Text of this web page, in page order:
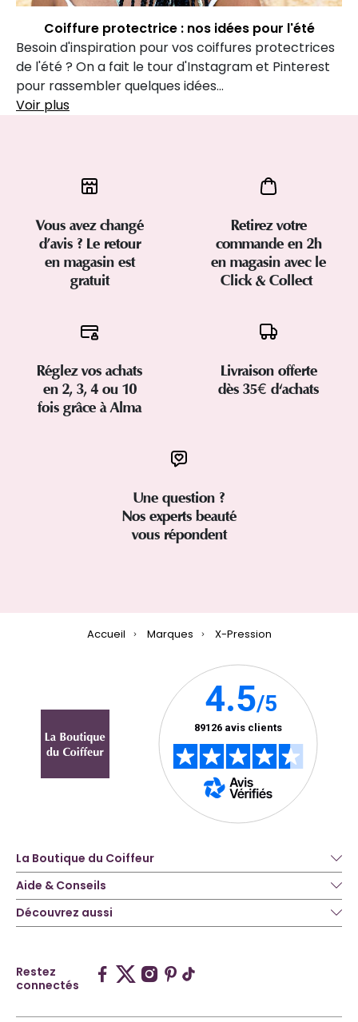
Coiffure protectrice : nos idées pour l'été
Besoin d'inspiration pour vos coiffures protectrices
de l'été ? On a fait le tour d'Instagram et Pinterest
pour rassembler quelques idées...
Voir plus
Vous avez changé
d’avis ? Le retour
en magasin est
gratuit
Retirez votre
commande en 2h
en magasin avec le
Click & Collect
Réglez vos achats
en 2, 3, 4 ou 10
fois grâce à Alma
Livraison offerte
dès 35€ d'achats
Une question ?
Nos experts beauté
vous répondent
Accueil Marques X-Pression
La Boutique du Coiffeur
Aide & Conseils
Découvrez aussi
Restez
connectés